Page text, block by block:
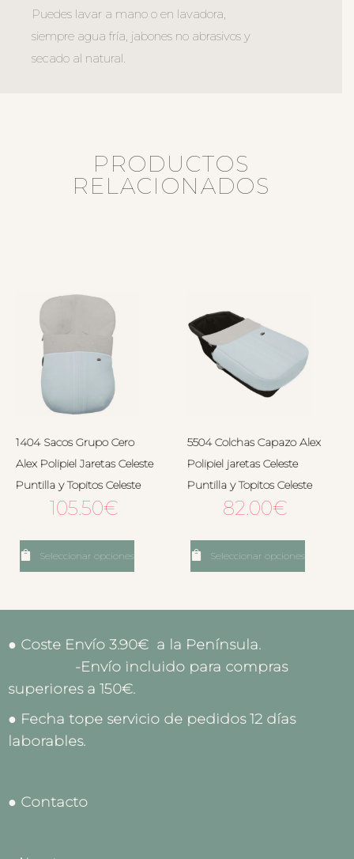
Puedes lavar a mano o en lavadora,
siempre agua fría, jabones no abrasivos y
secado al natural.
PRODUCTOS
RELACIONADOS
1404 Sacos Grupo Cero
Alex Polipiel Jaretas Celeste
Puntilla y Topitos Celeste
105.50€
Seleccionar opciones
5504 Colchas Capazo Alex
Polipiel jaretas Celeste
Puntilla y Topitos Celeste
82.00€
Seleccionar opciones
● Coste Envío 3.90€ a la Península.
-Envío incluido para compras
superiores a 150€.
● Fecha tope servicio de pedidos 12 días
laborables.
● Contacto